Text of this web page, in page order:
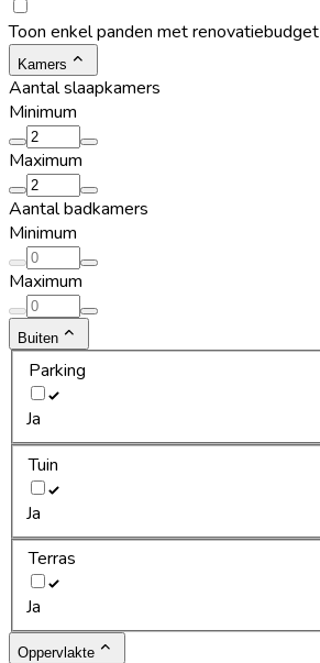
Toon enkel panden met renovatiebudget
Kamers
Aantal slaapkamers
Minimum
Maximum
Aantal badkamers
Minimum
Maximum
Buiten
Parking
Ja
Tuin
Ja
Terras
Ja
Oppervlakte